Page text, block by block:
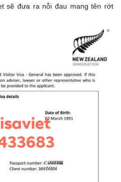
sẽ đưa ra nỗi đau mang tên rớt